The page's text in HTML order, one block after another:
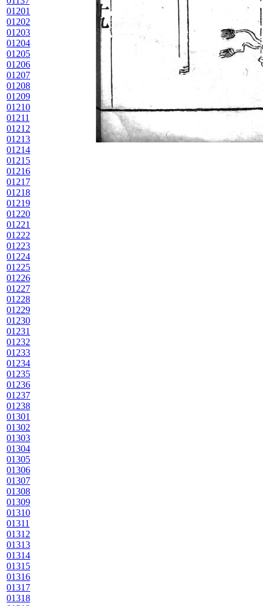
01201
01202
01203
01204
01205
01206
01207
01208
01209
01210
01211
01212
01213
01214
01215
01216
01217
01218
01219
01220
01221
01222
01223
01224
01225
01226
01227
01228
01229
01230
01231
01232
01233
01234
01235
01236
01237
01238
01301
01302
01303
01304
01305
01306
01307
01308
01309
01310
01311
01312
01313
01314
01315
01316
01317
01318